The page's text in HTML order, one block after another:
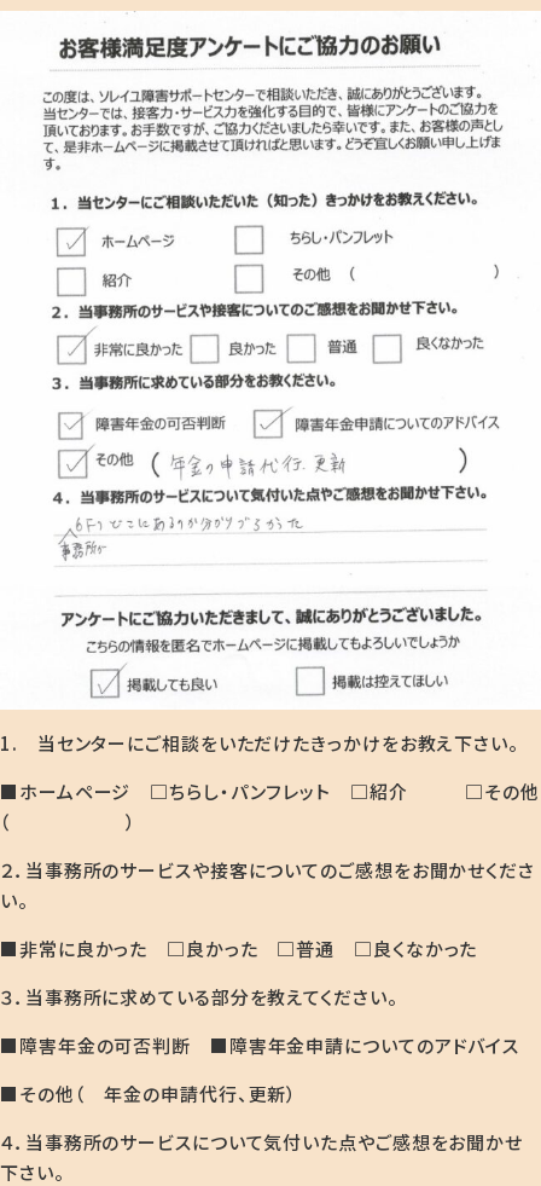
1. 当センターにご相談をいただけたきっかけをお教え下さい。
■ホームページ □ちらし・パンフレット □紹介 □その他
（ ）
２．当事務所のサービスや接客についてのご感想をお聞かせくださ
い。
■非常に良かった □良かった □普通 □良くなかった
３．当事務所に求めている部分を教えてください。
■障害年金の可否判断 ■障害年金申請についてのアドバイス
■その他（ 年金の申請代行、更新）
４．当事務所のサービスについて気付いた点やご感想をお聞かせ
下さい。